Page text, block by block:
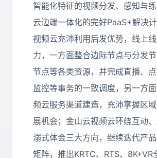
智能化特征的视频分发、感知与
云边端一体化的完好PaaS+解决
视频云充沛利用后发优势，线上
力，一方面整合边际节点与分发
节点等各类资源，并完成直播、点
监控等事务的一致调度，另一方
频云服务渠道建造，充沛掌握区
展机会；金山云视频云环绕互动
溺式体会三大方向，继续迭代产
矩阵，推出KRTC、RTS、8K+VR